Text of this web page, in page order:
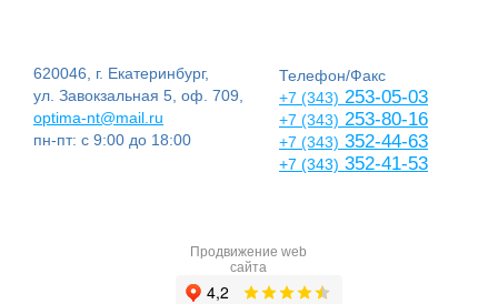
620046, г. Екатеринбург,
ул. Завокзальная 5, оф. 709,
optima-nt@mail.ru
пн-пт: с 9:00 до 18:00
Телефон/Факс
+7 (343) 253-05-03
+7 (343) 253-80-16
+7 (343) 352-44-63
+7 (343) 352-41-53
Продвижение web
сайта